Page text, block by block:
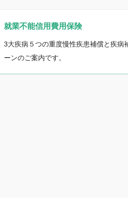
就業不能信用費用保険
3大疾病５つの重度慢性疾患補償と疾病
ーンのご案内です。